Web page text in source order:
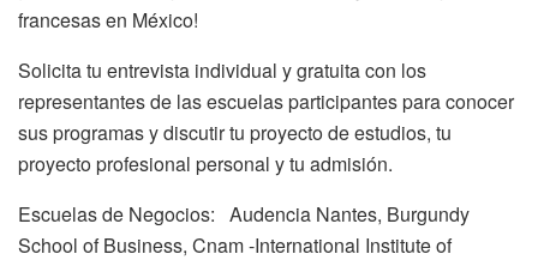
francesas en México!
Solicita tu entrevista individual y gratuita con los
representantes de las escuelas participantes para conocer
sus programas y discutir tu proyecto de estudios, tu
proyecto profesional personal y tu admisión.
Escuelas de Negocios: Audencia Nantes, Burgundy
School of Business, Cnam -International Institute of